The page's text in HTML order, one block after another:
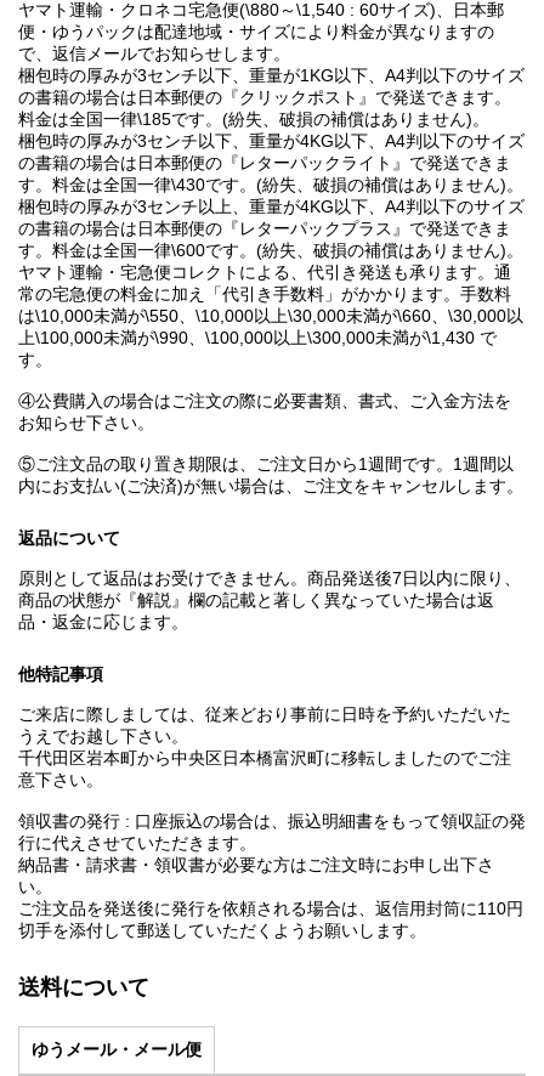
ヤマト運輸・クロネコ宅急便(\880～\1,540 : 60サイズ)、日本郵
便・ゆうパックは配達地域・サイズにより料金が異なりますの
で、返信メールでお知らせします。
梱包時の厚みが3センチ以下、重量が1KG以下、A4判以下のサイズ
の書籍の場合は日本郵便の『クリックポスト』で発送できます。
料金は全国一律\185です。(紛失、破損の補償はありません)。
梱包時の厚みが3センチ以下、重量が4KG以下、A4判以下のサイズ
の書籍の場合は日本郵便の『レターパックライト』で発送できま
す。料金は全国一律\430です。(紛失、破損の補償はありません)。
梱包時の厚みが3センチ以上、重量が4KG以下、A4判以下のサイズ
の書籍の場合は日本郵便の『レターパックプラス』で発送できま
す。料金は全国一律\600です。(紛失、破損の補償はありません)。
ヤマト運輸・宅急便コレクトによる、代引き発送も承ります。通
常の宅急便の料金に加え「代引き手数料」がかかります。手数料
は\10,000未満が\550、\10,000以上\30,000未満が\660、\30,000以
上\100,000未満が\990、\100,000以上\300,000未満が\1,430 で
す。
④公費購入の場合はご注文の際に必要書類、書式、ご入金方法を
お知らせ下さい。
⑤ご注文品の取り置き期限は、ご注文日から1週間です。1週間以
内にお支払い(ご決済)が無い場合は、ご注文をキャンセルします。
返品について
原則として返品はお受けできません。商品発送後7日以内に限り、
商品の状態が『解説』欄の記載と著しく異なっていた場合は返
品・返金に応じます。
他特記事項
ご来店に際しましては、従来どおり事前に日時を予約いただいた
うえでお越し下さい。
千代田区岩本町から中央区日本橋富沢町に移転しましたのでご注
意下さい。
領収書の発行 : 口座振込の場合は、振込明細書をもって領収証の発
行に代えさせていただきます。
納品書・請求書・領収書が必要な方はご注文時にお申し出下さ
い。
ご注文品を発送後に発行を依頼される場合は、返信用封筒に110円
切手を添付して郵送していただくようお願いします。
送料について
ゆうメール・メール便